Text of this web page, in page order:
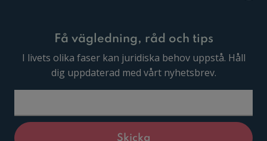
Få vägledning, råd och tips
I livets olika faser kan juridiska behov uppstå. Håll
dig uppdaterad med vårt nyhetsbrev.